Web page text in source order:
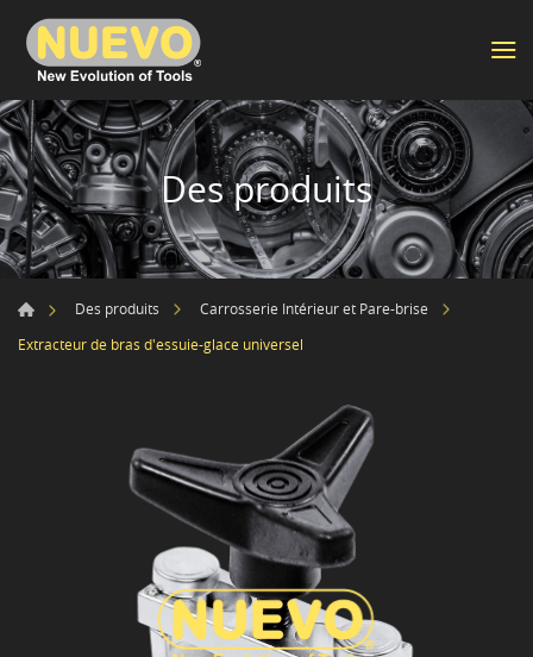
Des produits
Des produits
Carrosserie Intérieur et Pare-brise
Extracteur de bras d'essuie-glace universel